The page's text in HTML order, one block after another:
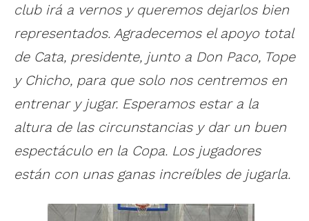
club irá a vernos y queremos dejarlos bien
representados. Agradecemos el apoyo total
de Cata, presidente, junto a Don Paco, Tope
y Chicho, para que solo nos centremos en
entrenar y jugar. Esperamos estar a la
altura de las circunstancias y dar un buen
espectáculo en la Copa. Los jugadores
están con unas ganas increíbles de jugarla.